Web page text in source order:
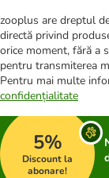
zooplus are dreptul
directă privind
orice moment, fără a
pentru transmiterea
Pentru mai multe
confidențialitate
5%
Discount la
abonare!